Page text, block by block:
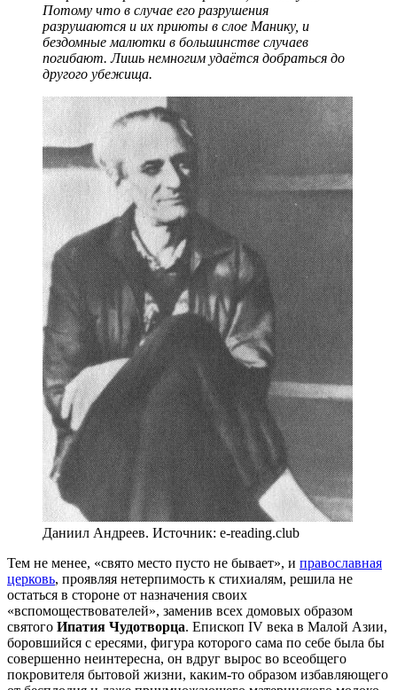
Потому что в случае его разрушения
разрушаются и их приюты в слое Манику, и
бездомные малютки в большинстве случаев
погибают. Лишь немногим удаётся добраться до
другого убежища.
Даниил Андреев. Источник: e-reading.club
Тем не менее, «свято место пусто не бывает», и православная
церковь, проявляя нетерпимость к стихиалям, решила не
остаться в стороне от назначения своих
«вспомоществователей», заменив всех домовых образом
святого Ипатия Чудотворца. Епископ IV века в Малой Азии,
боровшийся с ересями, фигура которого сама по себе была бы
совершенно неинтересна, он вдруг вырос во всеобщего
покровителя бытовой жизни, каким-то образом избавляющего